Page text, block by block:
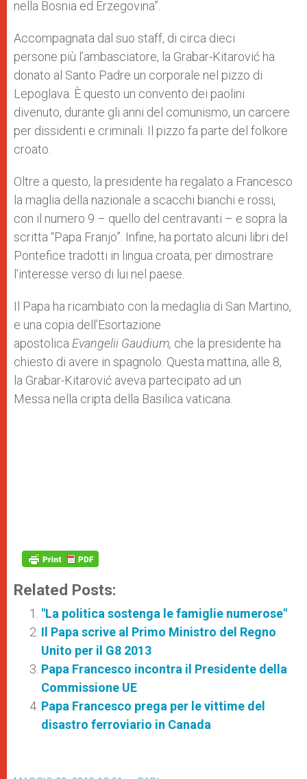
nella Bosnia ed Erzegovina”.
Accompagnata dal suo staff, di circa dieci
persone più l’ambasciatore, la Grabar-Kitarović ha
donato al Santo Padre un corporale nel pizzo di
Lepoglava. È questo un convento dei paolini
divenuto, durante gli anni del comunismo, un carcere
per dissidenti e criminali. Il pizzo fa parte del folkore
croato.
Oltre a questo, la presidente ha regalato a Francesco
la maglia della nazionale a scacchi bianchi e rossi,
con il numero 9 – quello del centravanti – e sopra la
scritta “Papa Franjo”. Infine, ha portato alcuni libri del
Pontefice tradotti in lingua croata, per dimostrare
l’interesse verso di lui nel paese.
Il Papa ha ricambiato con la medaglia di San Martino,
e una copia dell’Esortazione
apostolica Evangelii Gaudium, che la presidente ha
chiesto di avere in spagnolo. Questa mattina, alle 8,
la Grabar-Kitarović aveva partecipato ad un
Messa nella cripta della Basilica vaticana.
Related Posts:
"La politica sostenga le famiglie numerose"
Il Papa scrive al Primo Ministro del Regno
Unito per il G8 2013
Papa Francesco incontra il Presidente della
Commissione UE
Papa Francesco prega per le vittime del
disastro ferroviario in Canada